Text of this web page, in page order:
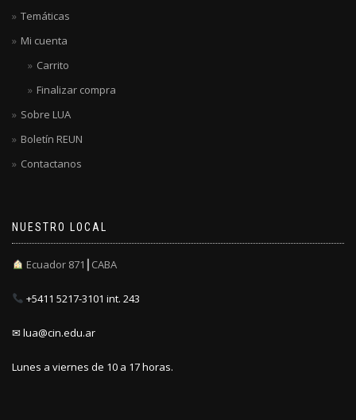
Temáticas
Mi cuenta
Carrito
Finalizar compra
Sobre LUA
Boletín REUN
Contactanos
NUESTRO LOCAL
Ecuador 871┃CABA
+5411 5217-3101 int. 243
✉ lua@cin.edu.ar
Lunes a viernes de 10 a 17 horas.